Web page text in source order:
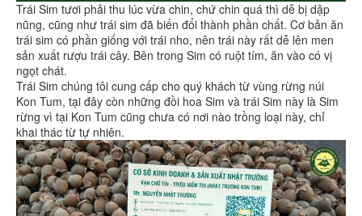
Trái Sim tươi phải thu lúc vừa chin, chứ chin quá thì dễ bị dập
nũng, cũng như trái sim đã biến đổi thành phần chất. Cơ bản ăn
trái sim có phần giống với trái nho, nên trái này rất dễ lên men
sản xuất rượu trái cây. Bên trong Sim có ruột tím, ăn vào có vị
ngọt chát.
Trái Sim chúng tôi cung cấp cho quý khách từ vùng rừng núi
Kon Tum, tại đây còn những đồi hoa Sim và trái Sim này là Sim
rừng vì tại Kon Tum cũng chưa có nơi nào trồng loại này, chỉ
khai thác từ tự nhiên.